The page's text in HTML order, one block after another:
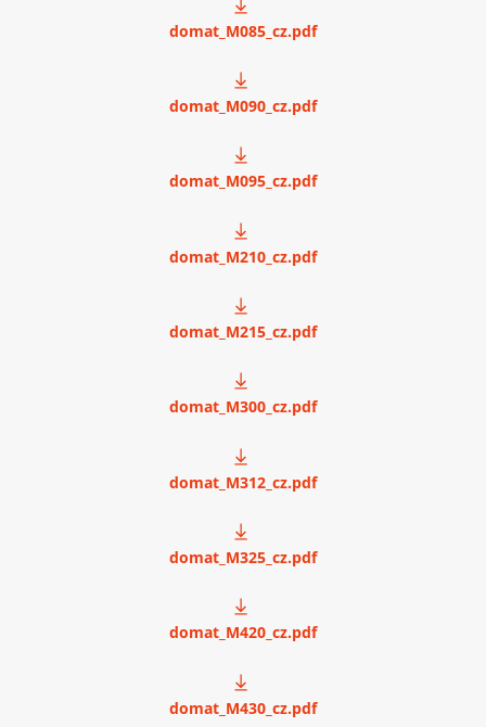
domat_M085_cz.pdf
domat_M090_cz.pdf
domat_M095_cz.pdf
domat_M210_cz.pdf
domat_M215_cz.pdf
domat_M300_cz.pdf
domat_M312_cz.pdf
domat_M325_cz.pdf
domat_M420_cz.pdf
domat_M430_cz.pdf